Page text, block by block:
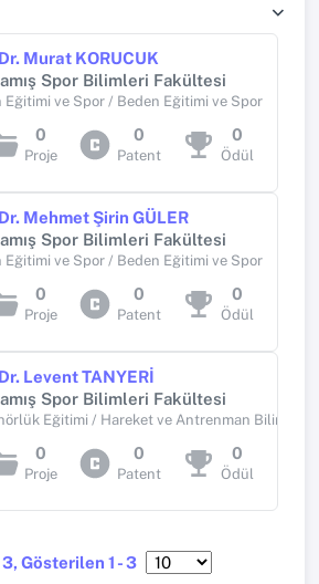
Murat KORUCUK
Spor Bilimleri Fakültesi
Eğitimi ve Spor / Beden Eğitimi ve Spor
0
Proje
0
Patent
0
Ödül
Mehmet Şirin GÜLER
Spor Bilimleri Fakültesi
Eğitimi ve Spor / Beden Eğitimi ve Spor
0
Proje
0
Patent
0
Ödül
Levent TANYERİ
Spor Bilimleri Fakültesi
Eğitimi / Hareket ve Antrenman Bilimleri
0
Proje
0
Patent
0
Ödül
Gösterilen 1 - 3